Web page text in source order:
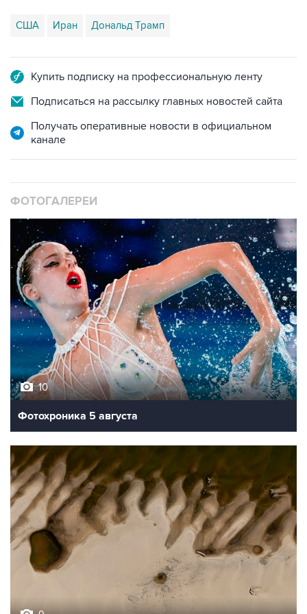
США Иран Дональд Трамп
Купить подписку на профессиональную ленту
Подписаться на рассылку главных новостей сайта
Получать оперативные новости в официальном
канале
ФОТОГАЛЕРЕИ
10
Фотохроника 5 августа